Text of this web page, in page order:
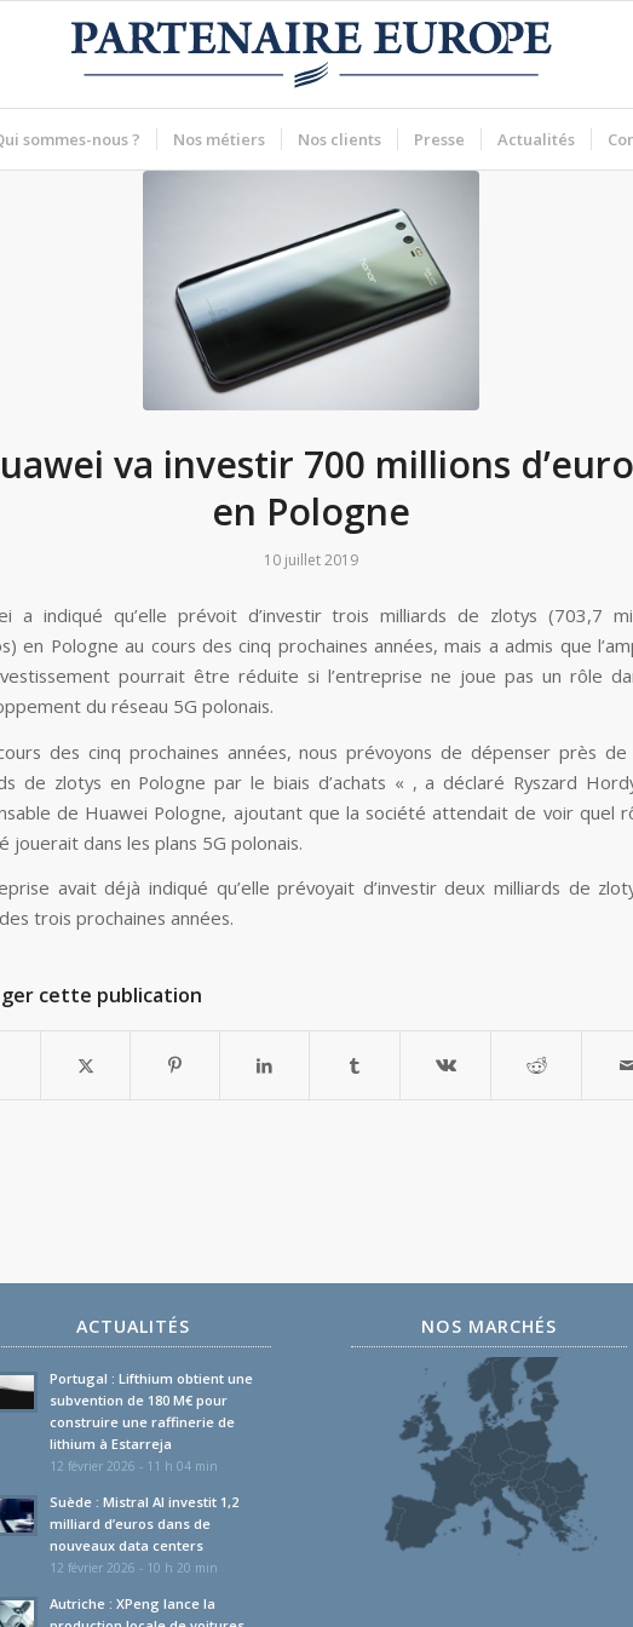
sommes-nous ? Nos métiers Nos clients Presse Actualités
va investir 700 millions
en Pologne
10 juillet 2019
a indiqué qu’elle prévoit d’investir trois milliards de zlotys (703,7
en Pologne au cours des cinq prochaines années, mais a admis que
pourrait être réduite si l’entreprise ne joue pas un rôle
du réseau 5G polonais.
des cinq prochaines années, nous prévoyons de dépenser près
de zlotys en Pologne par le biais d’achats « , a déclaré Ryszard
de Huawei Pologne, ajoutant que la société attendait de voir quel
jouerait dans les plans 5G polonais.
avait déjà indiqué qu’elle prévoyait d’investir deux milliards de
trois prochaines années.
cette publication
ACTUALITÉS
Portugal : Lifthium obtient une
subvention de 180 M€ pour
construire une raffinerie de
lithium à Estarreja
12 février 2026 - 11 h 04 min
Suède : Mistral AI investit 1,2
milliard d’euros dans de
nouveaux data centers
12 février 2026 - 10 h 20 min
Autriche : XPeng lance la
NOS MARCHÉS